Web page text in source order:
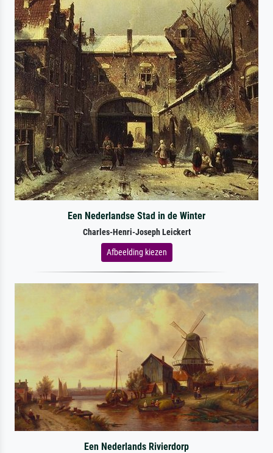
Een Nederlandse Stad in de Winter
Charles-Henri-Joseph Leickert
Afbeelding kiezen
Een Nederlands Rivierdorp